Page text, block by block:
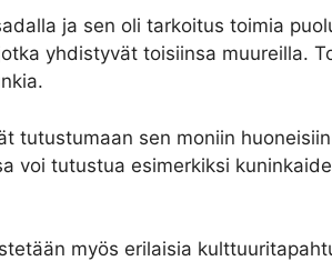
ja sen oli tarkoitus toimia
yhdistyvät toisiinsa muureilla.
tutustumaan sen moniin
voi tutustua esimerkiksi
myös erilaisia